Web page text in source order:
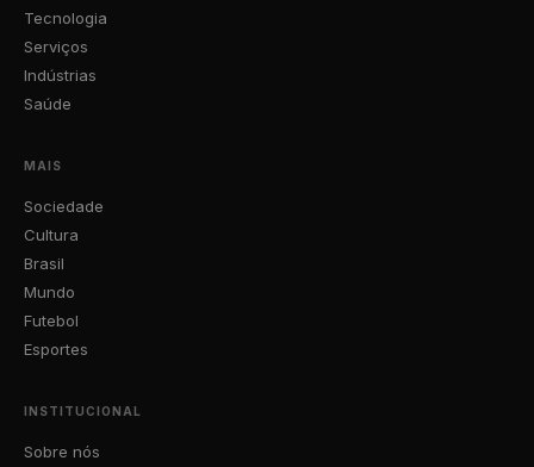
Tecnologia
Serviços
Indústrias
Saúde
MAIS
Sociedade
Cultura
Brasil
Mundo
Futebol
Esportes
INSTITUCIONAL
Sobre nós